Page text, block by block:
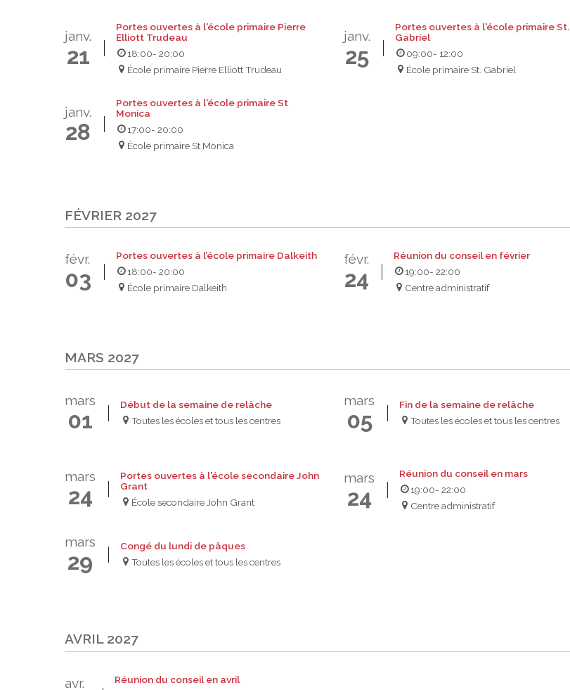
janv.
21
Portes ouvertes à l'école primaire Pierre
Elliott Trudeau
18:00- 20:00
École primaire Pierre Elliott Trudeau
janv.
25
Portes ouvertes à l'école primaire St.
Gabriel
09:00- 12:00
École primaire St. Gabriel
janv.
28
Portes ouvertes à l'école primaire St
Monica
17:00- 20:00
École primaire St Monica
FÉVRIER 2027
févr.
03
Portes ouvertes à l’école primaire Dalkeith
18:00- 20:00
École primaire Dalkeith
févr.
24
Réunion du conseil en février
19:00- 22:00
Centre administratif
MARS 2027
mars
01
Début de la semaine de relâche
Toutes les écoles et tous les centres
mars
05
Fin de la semaine de relâche
Toutes les écoles et tous les centres
mars
24
Portes ouvertes à l'école secondaire John
Grant
École secondaire John Grant
mars
24
Réunion du conseil en mars
19:00- 22:00
Centre administratif
mars
29
Congé du lundi de pâques
Toutes les écoles et tous les centres
AVRIL 2027
avr.
Réunion du conseil en avril